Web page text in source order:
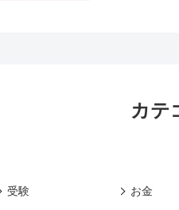
カテ
受験 お金